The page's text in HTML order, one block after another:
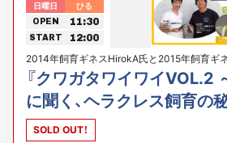
日曜日 ひる
OPEN 11:30
START 12:00
2014年飼育ギネスHirokA氏と2015年飼育ギ
氏をお招きし、ヘラクレス飼育の秘密に迫りま
『クワガタワイワイVOL.2
に聞く、ヘラクレス飼育の秘
SOLD OUT！